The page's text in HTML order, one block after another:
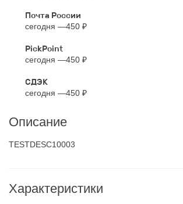
Почта России
сегодня 450 ₽
PickPoint
сегодня 450 ₽
СДЭК
сегодня 450 ₽
Описание
TESTDESC10003
Характеристики